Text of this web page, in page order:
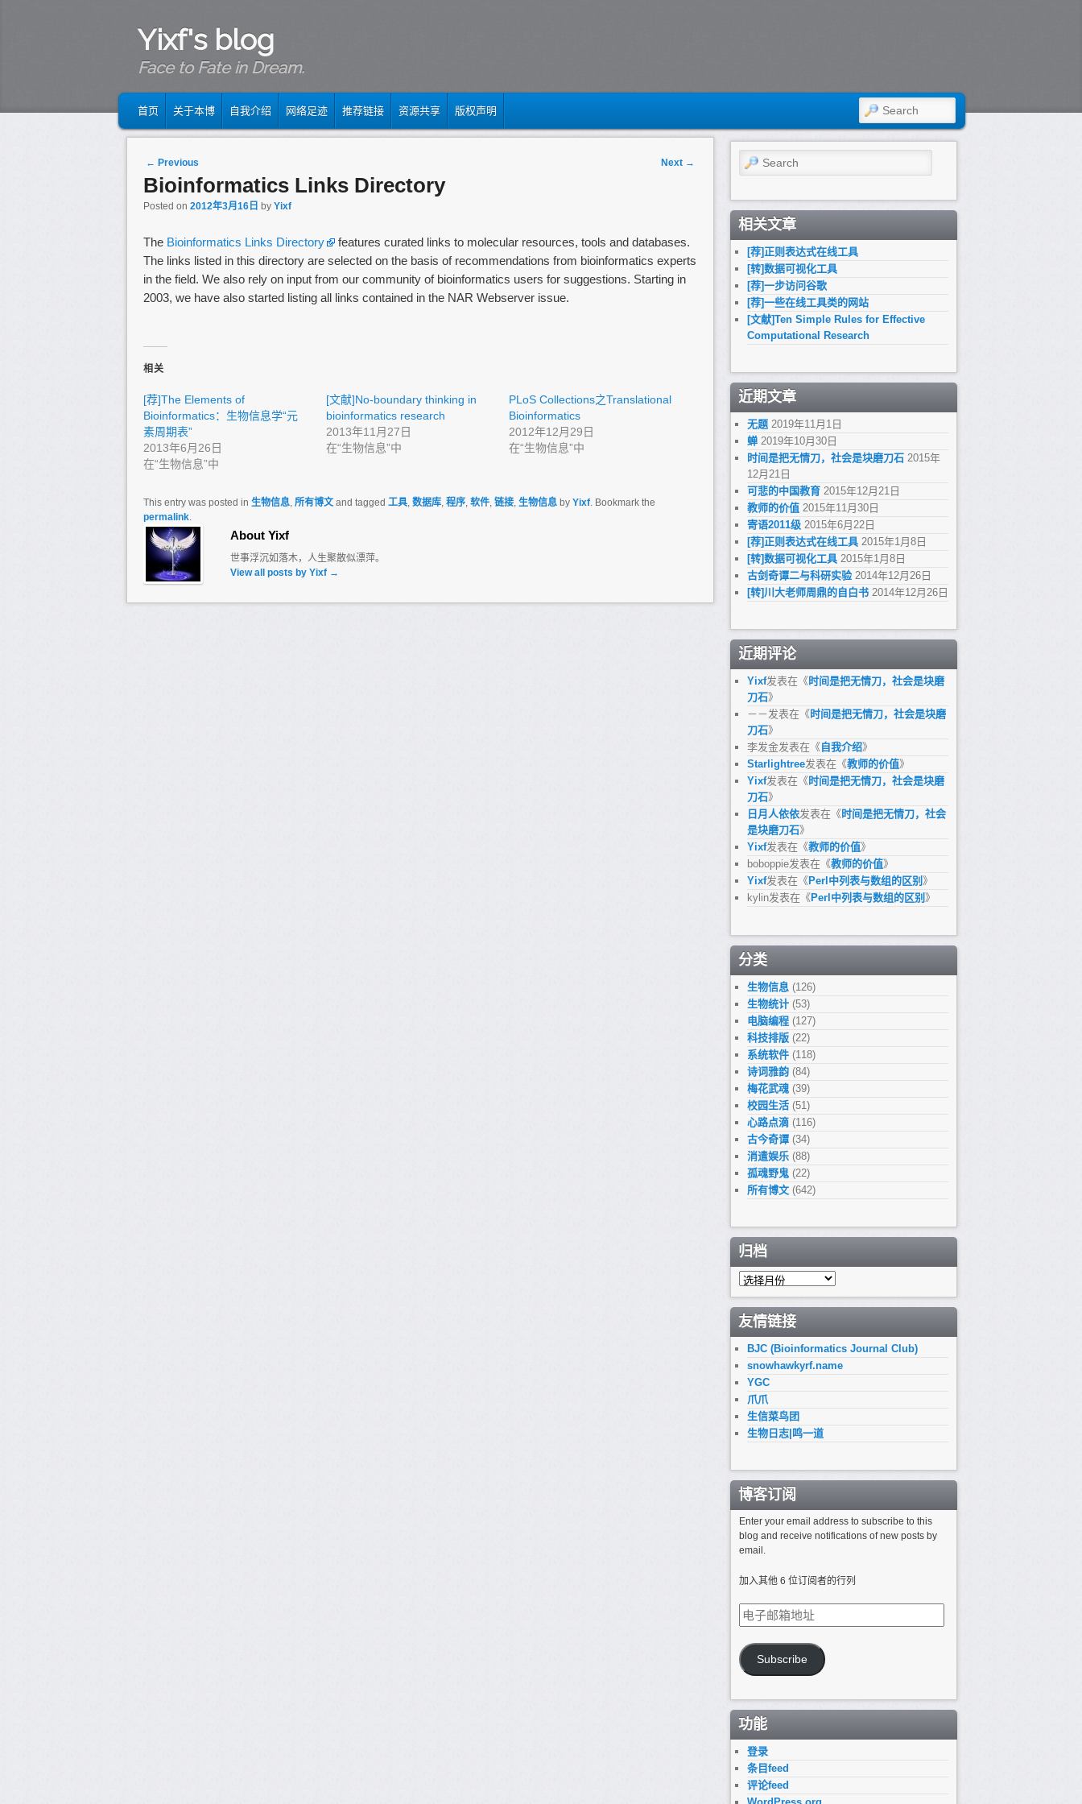
Yixf's blog
Face to Fate in Dream.
MAIN MENU
SKIP TO PRIMARY CONTENT
SKIP TO SECONDARY CONTENT
首页 关于本博 自我介绍 网络足迹 推荐链接 资源共享 版权声明 SEARCH
Post navigation
← Previous Next →
Bioinformatics Links Directory
Posted on 2012年3月16日 by Yixf
The Bioinformatics Links Directory
features curated links to molecular resources, tools and databases.
The links listed in this directory are selected on the basis of recommendations from bioinformatics experts
in the field. We also rely on input from our community of bioinformatics users for suggestions. Starting in
2003, we have also started listing all links contained in the NAR Webserver issue.
相关
[荐]The Elements of
Bioinformatics：生物信息学“元
素周期表”
2013年6月26日
在“生物信息”中
[文献]No-boundary thinking in
bioinformatics research
2013年11月27日
在“生物信息”中
PLoS Collections之Translational
Bioinformatics
2012年12月29日
在“生物信息”中
This entry was posted in 生物信息, 所有博文 and tagged 工具, 数据库, 程序, 软件, 链接, 生物信息 by Yixf. Bookmark the
permalink.
About Yixf
世事浮沉如落木，人生聚散似漂萍。
View all posts by Yixf →
Search
相关文章
[荐]正则表达式在线工具
[转]数据可视化工具
[荐]一步访问谷歌
[荐]一些在线工具类的网站
[文献]Ten Simple Rules for Effective
Computational Research
近期文章
无题 2019年11月1日
蝉 2019年10月30日
时间是把无情刀，社会是块磨刀石 2015年
12月21日
可悲的中国教育 2015年12月21日
教师的价值 2015年11月30日
寄语2011级 2015年6月22日
[荐]正则表达式在线工具 2015年1月8日
[转]数据可视化工具 2015年1月8日
古剑奇谭二与科研实验 2014年12月26日
[转]川大老师周鼎的自白书 2014年12月26日
近期评论
Yixf发表在《 时间是把无情刀，社会是块磨
刀石》
－－发表在《 时间是把无情刀，社会是块磨
刀石》
李发金发表在《 自我介绍》
Starlightree发表在《教师的价值》
Yixf发表在《 时间是把无情刀，社会是块磨
刀石》
日月人依依发表在《 时间是把无情刀，社会
是块磨刀石》
Yixf发表在《教师的价值》
boboppie发表在《教师的价值》
Yixf发表在《 Perl中列表与数组的区别 》
kylin发表在《 Perl中列表与数组的区别 》
分类
生物信息 (126)
生物统计 (53)
电脑编程 (127)
科技排版 (22)
系统软件 (118)
诗词雅韵 (84)
梅花武魂 (39)
校园生活 (51)
心路点滴 (116)
古今奇谭 (34)
消遣娱乐 (88)
孤魂野鬼 (22)
所有博文 (642)
归档
归
友情链接
BJC (Bioinformatics Journal Club)
snowhawkyrf.name
YGC
爪爪
生信菜鸟团
生物日志|鸣一道
博客订阅
Enter your email address to subscribe to this
blog and receive notifications of new posts by
email.
加入其他 6 位订阅者的行列
电
子
箱
地
Subscribe
功能
登录
条目feed
评论feed